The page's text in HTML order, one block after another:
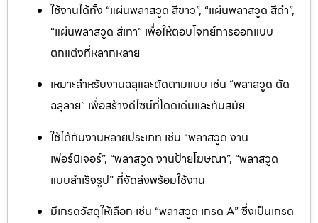
ใช้งานได้ทั้ง “แผ่นพลาสวูด สีขาว”, “แผ่นพลาสวูด สีดำ”,
“แผ่นพลาสวูด สีเทา” เพื่อให้ตอบโจทย์การออกแบบ
ตกแต่งที่หลากหลาย
เหมาะสำหรับงานฉลุและตัดตามแบบ เช่น “พลาสวูด ตัด
ฉลุลาย” เพื่อสร้างดีไซน์ที่โดดเด่นและทันสมัย
ใช้ได้กับงานหลายประเภท เช่น “พลาสวูด งาน
เฟอร์นิเจอร์”, “พลาสวูด งานป้ายโฆษณา”, “พลาสวูด
แบบสำเร็จรูป” ที่จัดส่งพร้อมใช้งาน
มีเกรดวัสดุให้เลือก เช่น “พลาสวูด เกรด A” ซึ่งเป็นเกรด